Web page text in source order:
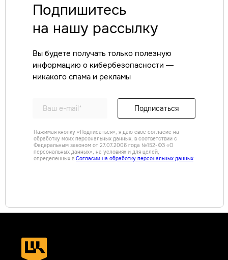
Подпишитесь
на нашу рассылку
Вы будете получать только полезную
информацию о кибербезопасности —
никакого спама и рекламы
Нажимая кнопку «Подписаться», я даю свое согласие на
обработку моих персональных данных, в соответствии с
Федеральным законом от 27.07.2006 года №152-ФЗ «О
персональных данных», на условиях и для целей,
определенных в Согласии на обработку персональных данных
Подписаться